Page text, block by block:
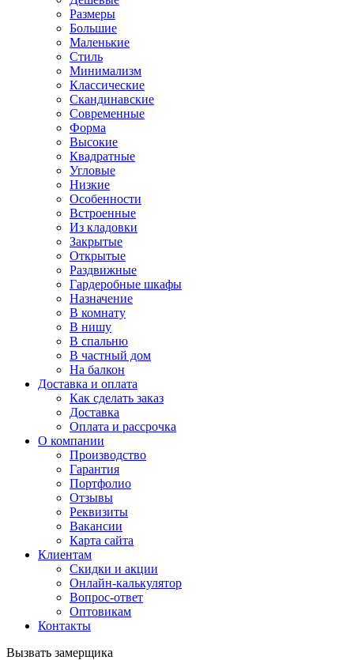
Размеры
Большие
Маленькие
Стиль
Минимализм
Классические
Скандинавские
Современные
Форма
Высокие
Квадратные
Угловые
Низкие
Особенности
Встроенные
Из кладовки
Закрытые
Открытые
Раздвижные
Гардеробные шкафы
Назначение
В комнату
В нишу
В спальню
В частный дом
На балкон
Доставка и оплата
Как сделать заказ
Доставка
Оплата и рассрочка
О компании
Производство
Гарантия
Портфолио
Отзывы
Реквизиты
Вакансии
Карта сайта
Клиентам
Скидки и акции
Онлайн-калькулятор
Вопрос-ответ
Оптовикам
Контакты
Вызвать замерщика